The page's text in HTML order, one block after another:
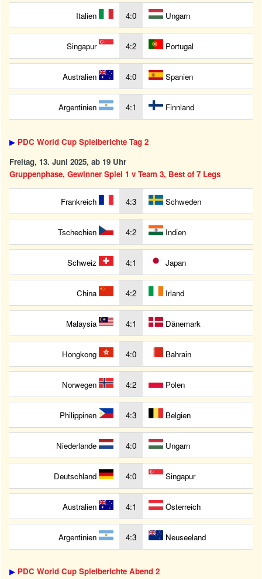
Italien 4:0 Ungarn
Singapur 4:2 Portugal
Australien 4:0 Spanien
Argentinien 4:1 Finnland
▶ PDC World Cup Spielberichte Tag 2
Freitag, 13. Juni 2025, ab 19 Uhr
Gruppenphase, Gewinner Spiel 1 v Team 3, Best of 7 Legs
Frankreich 4:3 Schweden
Tschechien 4:2 Indien
Schweiz 4:1 Japan
China 4:2 Irland
Malaysia 4:1 Dänemark
Hongkong 4:0 Bahrain
Norwegen 4:2 Polen
Philippinen 4:3 Belgien
Niederlande 4:0 Ungarn
Deutschland 4:0 Singapur
Australien 4:1 Österreich
Argentinien 4:3 Neuseeland
▶ PDC World Cup Spielberichte Abend 2